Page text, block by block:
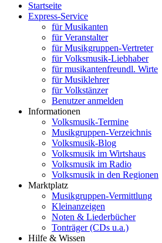
Startseite
Express-Service
für Musikanten
für Veranstalter
für Musikgruppen-Vertreter
für Volksmusik-Liebhaber
für musikantenfreundl. Wirte
für Musiklehrer
für Volkstänzer
Benutzer anmelden
Informationen
Volksmusik-Termine
Musikgruppen-Verzeichnis
Volksmusik-Blog
Volksmusik im Wirtshaus
Volksmusik im Radio
Volksmusik in den Regionen
Marktplatz
Musikgruppen-Vermittlung
Kleinanzeigen
Noten & Liederbücher
Tonträger (CDs u.a.)
Hilfe & Wissen